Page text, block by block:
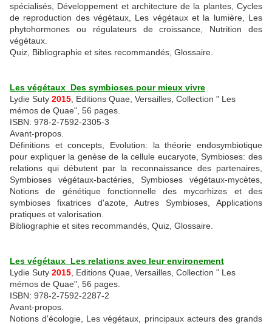
spécialisés, Développement et architecture de la plantes, Cycles
de reproduction des végétaux, Les végétaux et la lumière, Les
phytohormones ou régulateurs de croissance, Nutrition des
végétaux.
Quiz, Bibliographie et sites recommandés, Glossaire.
Les végétaux Des symbioses pour mieux vivre
Lydie Suty 2015 , Editions Quae, Versailles, Collection " Les
mémos de Quae", 56 pages.
ISBN: 978-2-7592-2305-3
Avant-propos.
Définitions et concepts, Evolution: la théorie endosymbiotique
pour expliquer la genèse de la cellule eucaryote, Symbioses: des
relations qui débutent par la reconnaissance des partenaires,
Symbioses végétaux-bactéries, Symbioses végétaux-mycètes,
Notions de génétique fonctionnelle des mycorhizes et des
symbioses fixatrices d'azote, Autres Symbioses, Applications
pratiques et valorisation.
Bibliographie et sites recommandés, Quiz, Glossaire.
Les végétaux Les relations avec leur environement
Lydie Suty 2015 , Editions Quae, Versailles, Collection " Les
mémos de Quae", 56 pages.
ISBN: 978-2-7592-2287-2
Avant-propos.
Notions d'écologie, Les végétaux, principaux acteurs des grands